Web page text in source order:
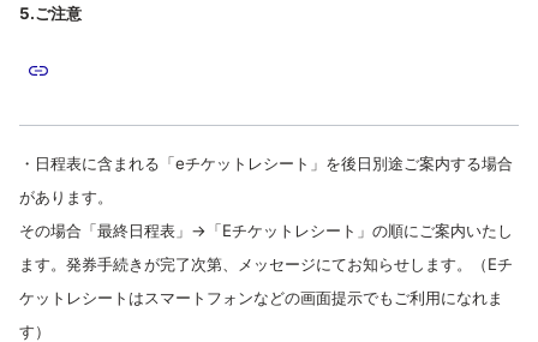
5.ご注意
・日程表に含まれる「eチケットレシート」を後日別途ご案内する場合
があります。
その場合「最終日程表」→「Eチケットレシート」の順にご案内いたし
ます。発券手続きが完了次第、メッセージにてお知らせします。（Eチ
ケットレシートはスマートフォンなどの画面提示でもご利用になれま
す）